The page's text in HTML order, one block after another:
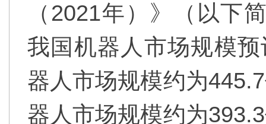
（2021年）》（以下
我国机器人市场规模
器人市场规模约为
器人市场规模约为